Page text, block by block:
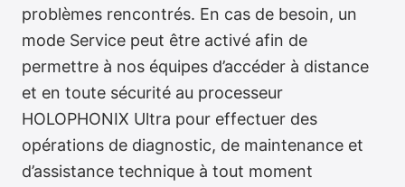
Support réactif
problèmes rencontrés. En cas de besoin, un
mode Service peut être activé afin de
permettre à nos équipes d’accéder à distance
et en toute sécurité au processeur
HOLOPHONIX Ultra pour effectuer des
opérations de diagnostic, de maintenance et
d’assistance technique à tout moment